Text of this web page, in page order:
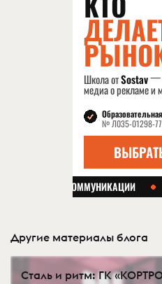
Другие материалы блога
Сталь и ритм: ГК